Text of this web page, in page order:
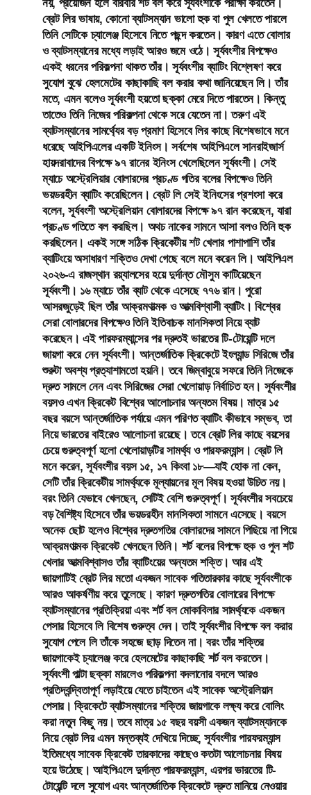
নয়, প্রয়োজন হলে বারবার শর্ট বল করে সূর্যবংশীকে পরীক্ষা করতেন।
ব্রেট লির ভাষায়, কোনো ব্যাটসম্যান ভালো হুক বা পুল খেলতে পারলে
তিনি সেটিকে চ্যালেঞ্জ হিসেবে নিতে পছন্দ করতেন। কারণ এতে বোলার
ও ব্যাটসম্যানের মধ্যে লড়াই আরও জমে ওঠে। সূর্যবংশীর বিপক্ষেও
একই ধরনের পরিকল্পনা থাকত তাঁর। সূর্যবংশীর ব্যাটিং বিশ্লেষণ করে
সুযোগ বুঝে হেলমেটের কাছাকাছি বল করার কথা জানিয়েছেন লি। তাঁর
মতে, এমন বলেও সূর্যবংশী হয়তো ছক্কা মেরে দিতে পারতেন। কিন্তু
তাতেও তিনি নিজের পরিকল্পনা থেকে সরে যেতেন না। তরুণ এই
ব্যাটসম্যানের সামর্থ্যের বড় প্রমাণ হিসেবে লির কাছে বিশেষভাবে মনে
ধরেছে আইপিএলের একটি ইনিংস। সর্বশেষ আইপিএলে সানরাইজার্স
হায়দরাবাদের বিপক্ষে ৯৭ রানের ইনিংস খেলেছিলেন সূর্যবংশী। সেই
ম্যাচে অস্ট্রেলিয়ার বোলারদের প্রচণ্ড গতির বলের বিপক্ষেও তিনি
ভয়ডরহীন ব্যাটিং করেছিলেন। ব্রেট লি সেই ইনিংসের প্রশংসা করে
বলেন, সূর্যবংশী অস্ট্রেলিয়ান বোলারদের বিপক্ষে ৯৭ রান করেছেন, যারা
প্রচণ্ড গতিতে বল করছিল। অথচ নাকের সামনে আসা বলও তিনি হুক
করছিলেন। একই সঙ্গে সঠিক ক্রিকেটীয় শট খেলার পাশাপাশি তাঁর
ব্যাটিংয়ে অসাধারণ শক্তিও দেখা গেছে বলে মনে করেন লি। আইপিএল
২০২৬-এ রাজস্থান রয়্যালসের হয়ে দুর্দান্ত মৌসুম কাটিয়েছেন
সূর্যবংশী। ১৬ ম্যাচে তাঁর ব্যাট থেকে এসেছে ৭৭৬ রান। পুরো
আসরজুড়েই ছিল তাঁর আক্রমণাত্মক ও আত্মবিশ্বাসী ব্যাটিং। বিশ্বের
সেরা বোলারদের বিপক্ষেও তিনি ইতিবাচক মানসিকতা নিয়ে ব্যাট
করেছেন। এই পারফরম্যান্সের পর দ্রুতই ভারতের টি-টোয়েন্টি দলে
জায়গা করে নেন সূর্যবংশী। আন্তর্জাতিক ক্রিকেটে ইংল্যান্ড সিরিজে তাঁর
শুরুটা অবশ্য প্রত্যাশামতো হয়নি। তবে জিম্বাবুয়ে সফরে তিনি নিজেকে
দ্রুত সামলে নেন এবং সিরিজের সেরা খেলোয়াড় নির্বাচিত হন। সূর্যবংশীর
বয়সও এখন ক্রিকেট বিশ্বের আলোচনার অন্যতম বিষয়। মাত্র ১৫
বছর বয়সে আন্তর্জাতিক পর্যায়ে এমন পরিণত ব্যাটিং কীভাবে সম্ভব, তা
নিয়ে ভারতের বাইরেও আলোচনা রয়েছে। তবে ব্রেট লির কাছে বয়সের
চেয়ে গুরুত্বপূর্ণ হলো খেলোয়াড়টির সামর্থ্য ও পারফরম্যান্স। ব্রেট লি
মনে করেন, সূর্যবংশীর বয়স ১৫, ১৭ কিংবা ১৮—যাই হোক না কেন,
সেটি তাঁর ক্রিকেটীয় সামর্থ্যকে মূল্যায়নের মূল বিষয় হওয়া উচিত নয়।
বরং তিনি যেভাবে খেলছেন, সেটিই বেশি গুরুত্বপূর্ণ। সূর্যবংশীর সবচেয়ে
বড় বৈশিষ্ট্য হিসেবে তাঁর ভয়ডরহীন মানসিকতা সামনে এসেছে। বয়সে
অনেক ছোট হলেও বিশ্বের দ্রুতগতির বোলারদের সামনে পিছিয়ে না গিয়ে
আক্রমণাত্মক ক্রিকেট খেলছেন তিনি। শর্ট বলের বিপক্ষে হুক ও পুল শট
খেলার আত্মবিশ্বাসও তাঁর ব্যাটিংয়ের অন্যতম শক্তি। আর এই
জায়গাটিই ব্রেট লির মতো একজন সাবেক গতিতারকার কাছে সূর্যবংশীকে
আরও আকর্ষণীয় করে তুলেছে। কারণ দ্রুতগতির বোলারের বিপক্ষে
ব্যাটসম্যানের প্রতিক্রিয়া এবং শর্ট বল মোকাবিলার সামর্থ্যকে একজন
পেসার হিসেবে লি বিশেষ গুরুত্ব দেন। তাই সূর্যবংশীর বিপক্ষে বল করার
সুযোগ পেলে লি তাঁকে সহজে ছাড় দিতেন না। বরং তাঁর শক্তির
জায়গাকেই চ্যালেঞ্জ করে হেলমেটের কাছাকাছি শর্ট বল করতেন।
সূর্যবংশী পাল্টা ছক্কা মারলেও পরিকল্পনা বদলানোর বদলে আরও
প্রতিদ্বন্দ্বিতাপূর্ণ লড়াইয়ে যেতে চাইতেন এই সাবেক অস্ট্রেলিয়ান
পেসার। ক্রিকেটে ব্যাটসম্যানের শক্তির জায়গাকে লক্ষ্য করে বোলিং
করা নতুন কিছু নয়। তবে মাত্র ১৫ বছর বয়সী একজন ব্যাটসম্যানকে
নিয়ে ব্রেট লির এমন মন্তব্যই দেখিয়ে দিচ্ছে, সূর্যবংশীর পারফরম্যান্স
ইতিমধ্যে সাবেক ক্রিকেট তারকাদের কাছেও কতটা আলোচনার বিষয়
হয়ে উঠেছে। আইপিএলে দুর্দান্ত পারফরম্যান্স, এরপর ভারতের টি-
টোয়েন্টি দলে সুযোগ এবং আন্তর্জাতিক ক্রিকেটে দ্রুত মানিয়ে নেওয়ার